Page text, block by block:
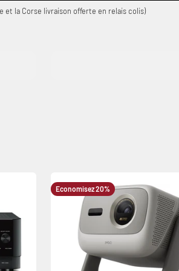
et la Corse livraison offerte en relais colis)
Economisez 20%